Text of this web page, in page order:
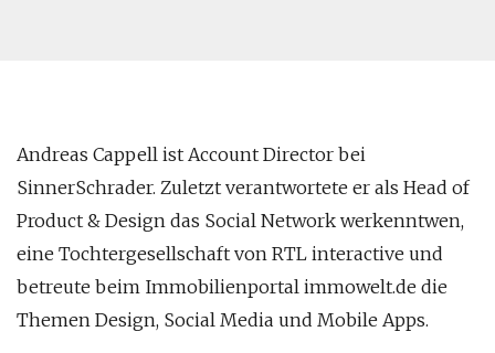
Andreas Cappell ist Account Director bei
SinnerSchrader. Zuletzt verantwortete er als Head of
Product & Design das Social Network werkenntwen,
eine Tochtergesellschaft von RTL interactive und
betreute beim Immobilienportal immowelt.de die
Themen Design, Social Media und Mobile Apps.